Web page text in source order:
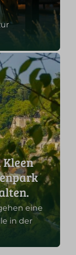
eine
in der